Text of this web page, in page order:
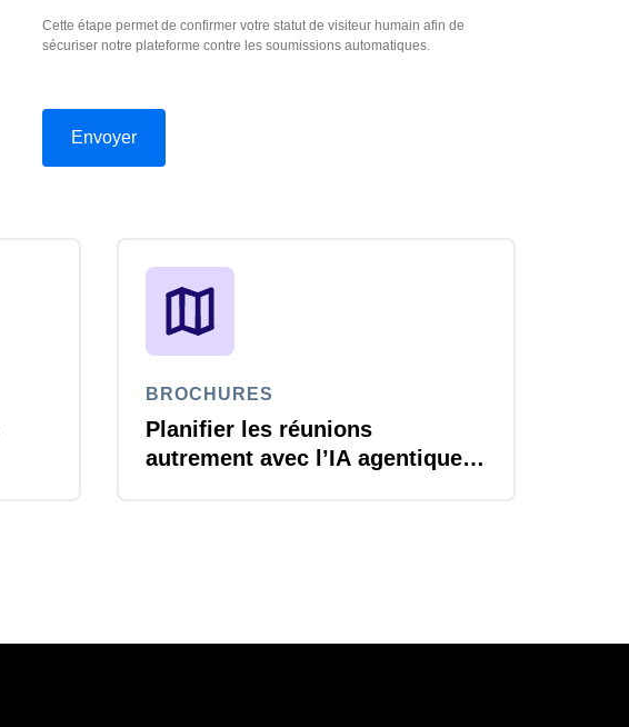
Cette étape permet de confirmer votre statut de visiteur humain afin de
sécuriser notre plateforme contre les soumissions automatiques.
BROCHURES
Planifier les réunions
autrement avec l’IA agentique